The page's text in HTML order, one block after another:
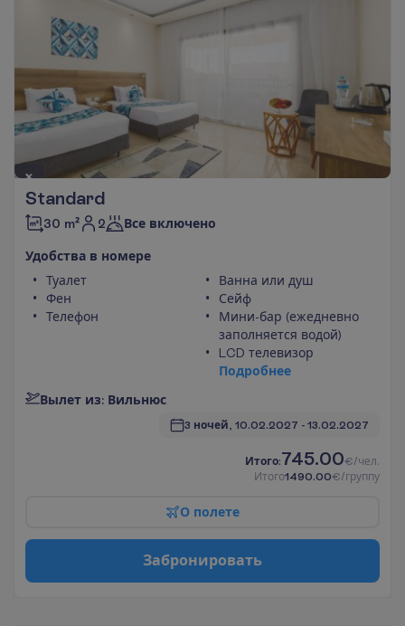
Standard
30 m² 2 Все включено
Удобства в номере
Туалет
Фен
Телефон
Ванна или душ
Сейф
Мини-бар (ежедневно
заполняется водой)
LCD телевизор
Подробнее
Вылет из: Вильнюс
3 ночей, 10.02.2027 - 13.02.2027
Итого:745.00€/чел.
Итого1490.00€/группу
О полете
Забронировать